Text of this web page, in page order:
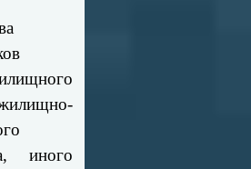
иного